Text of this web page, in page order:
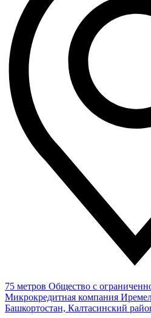
75 метров Общество с
Микрокредитная компания
Башкортостан, Калтасинский